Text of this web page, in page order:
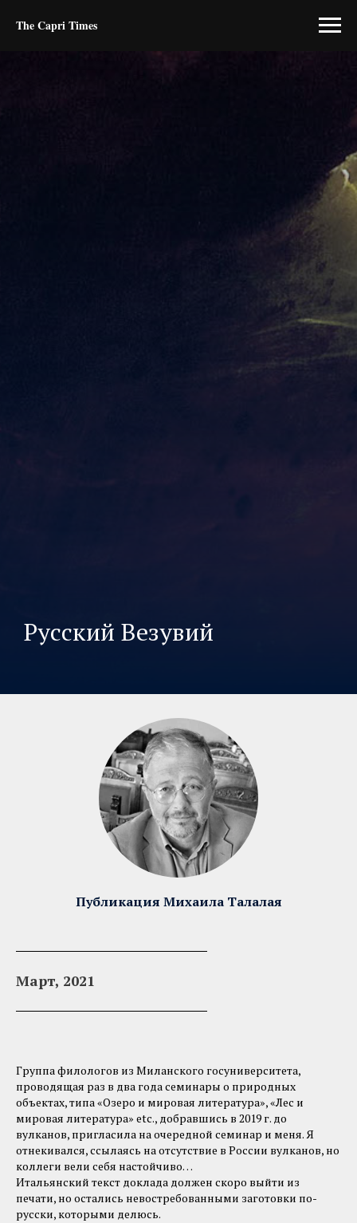
The Capri Times
Русский Везувий
Публикация Михаила Талалая
Март, 2021
Группа филологов из Миланского госуниверситета,
проводящая раз в два года семинары о природных
объектах, типа «Озеро и мировая литература», «Лес и
мировая литература» etc., добравшись в 2019 г. до
вулканов, пригласила на очередной семинар и меня. Я
отнекивался, ссылаясь на отсутствие в России вулканов, но
коллеги вели себя настойчиво…
Итальянский текст доклада должен скоро выйти из
печати, но остались невостребованными заготовки по-
русски, которыми делюсь.